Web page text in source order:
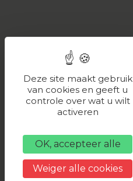
Deze site maakt gebruik
van cookies en geeft u
controle over wat u wilt
activeren
OK, accepteer alle
Weiger alle cookies